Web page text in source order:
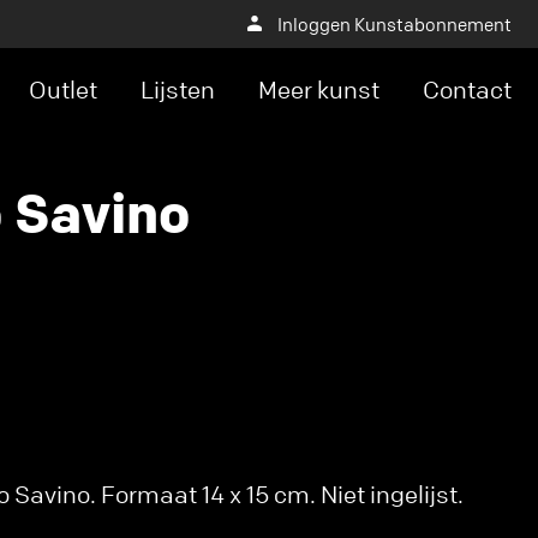
Inloggen Kunstabonnement
Outlet Lijsten Meer kunst Contact
Savino. Formaat 14 x 15 cm. Niet ingelijst.